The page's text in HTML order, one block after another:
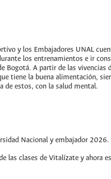
y los Embajadores UNAL
los entrenamientos e ir
Bogotá. A partir de las vivencias
tiene la buena alimentación,
de estos, con la salud mental.
Nacional y embajador 2026.
las clases de Vitalízate y ahora